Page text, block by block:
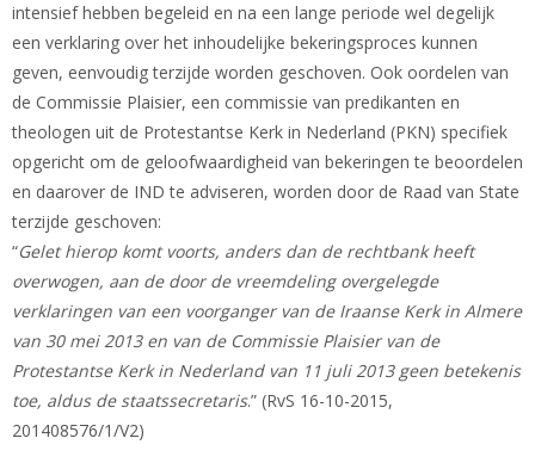
intensief hebben begeleid en na een lange periode wel degelijk
een verklaring over het inhoudelijke bekeringsproces kunnen
geven, eenvoudig terzijde worden geschoven. Ook oordelen van
de Commissie Plaisier, een commissie van predikanten en
theologen uit de Protestantse Kerk in Nederland (PKN) specifiek
opgericht om de geloofwaardigheid van bekeringen te beoordelen
en daarover de IND te adviseren, worden door de Raad van State
terzijde geschoven:
“Gelet hierop komt voorts, anders dan de rechtbank heeft
overwogen, aan de door de vreemdeling overgelegde
verklaringen van een voorganger van de Iraanse Kerk in Almere
van 30 mei 2013 en van de Commissie Plaisier van de
Protestantse Kerk in Nederland van 11 juli 2013 geen betekenis
toe, aldus de staatssecretaris.” (RvS 16-10-2015,
201408576/1/V2)